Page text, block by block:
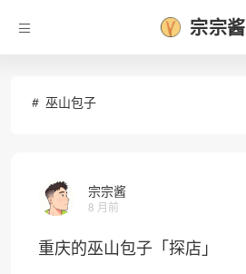
宗宗酱
巫山包子
宗宗酱
8 月前
重庆的巫山包子「探店」